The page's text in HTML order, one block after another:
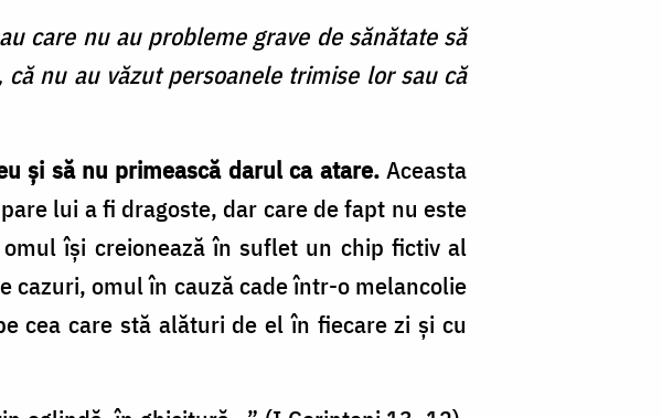
care nu au probleme grave de sănătate să
nu au văzut persoanele trimise lor sau că
şi să nu primească darul ca atare.Aceasta
lui a fi dragoste, dar care de fapt nu este
își creionează în suflet un chip fictiv al
cazuri, omul în cauză cade într-o melancolie
cea care stă alături de el în fiecare zi şi cu